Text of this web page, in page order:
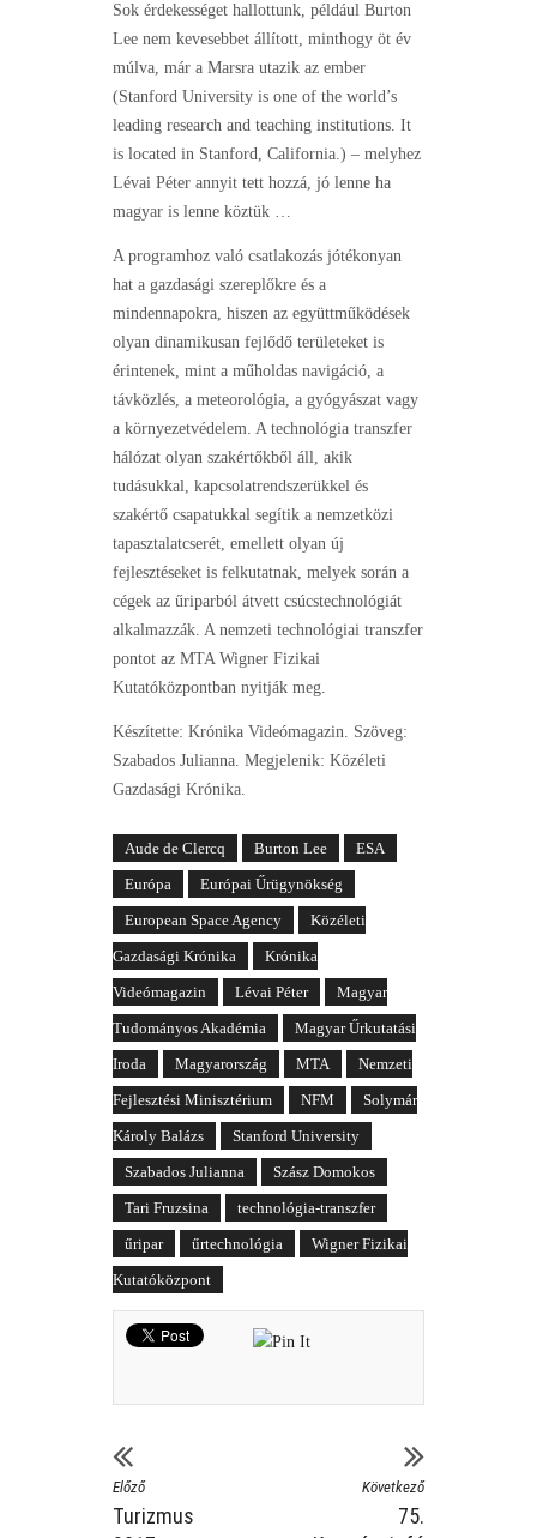
Sok érdekességet hallottunk, például Burton
Lee nem kevesebbet állított, minthogy öt év
múlva, már a Marsra utazik az ember
(Stanford University is one of the world’s
leading research and teaching institutions. It
is located in Stanford, California.) – melyhez
Lévai Péter annyit tett hozzá, jó lenne ha
magyar is lenne köztük …
A programhoz való csatlakozás jótékonyan
hat a gazdasági szereplőkre és a
mindennapokra, hiszen az együttműködések
olyan dinamikusan fejlődő területeket is
érintenek, mint a műholdas navigáció, a
távközlés, a meteorológia, a gyógyászat vagy
a környezetvédelem. A technológia transzfer
hálózat olyan szakértőkből áll, akik
tudásukkal, kapcsolatrendszerükkel és
szakértő csapatukkal segítik a nemzetközi
tapasztalatcserét, emellett olyan új
fejlesztéseket is felkutatnak, melyek során a
cégek az űriparból átvett csúcstechnológiát
alkalmazzák. A nemzeti technológiai transzfer
pontot az MTA Wigner Fizikai
Kutatóközpontban nyitják meg.
Készítette: Krónika Videómagazin. Szöveg:
Szabados Julianna. Megjelenik: Közéleti
Gazdasági Krónika.
Aude de Clercq Burton Lee
ESA
Európa
Európai Űrügynökség
European Space Agency
Közéleti
Gazdasági Krónika
Krónika
Videómagazin
Lévai Péter
Magyar
Tudományos Akadémia
Magyar Űrkutatási
Iroda
Magyarország MTA
Nemzeti
Fejlesztési Minisztérium
NFM
Solymár
Károly Balázs
Stanford University
Szabados Julianna
Szász Domokos
Tari Fruzsina
technológia-transzfer
űripar
űrtechnológia
Wigner Fizikai
Kutatóközpont
Előző
Turizmus
Következő
75.